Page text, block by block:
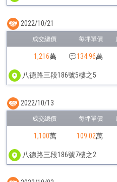
1,216萬 134.96萬
八德路三段186號5樓之5
2022/10/21
1,100萬 109.02萬
八德路三段186號7樓之2
2022/10/13